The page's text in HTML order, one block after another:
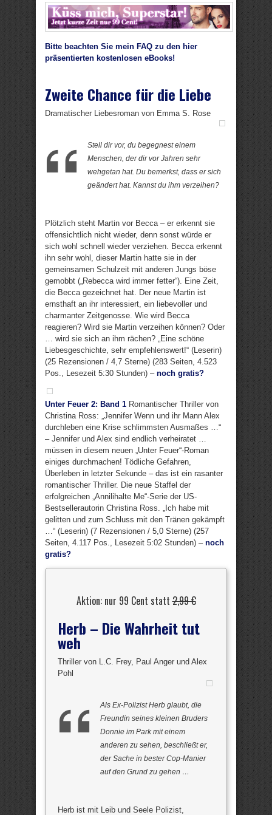
Bitte beachten Sie mein FAQ zu den hier
präsentierten kostenlosen eBooks!
Zweite Chance für die Liebe
Dramatischer Liebesroman von Emma S. Rose
Stell dir vor, du begegnest einem
Menschen, der dir vor Jahren sehr
wehgetan hat. Du bemerkst, dass er sich
geändert hat. Kannst du ihm verzeihen?
Plötzlich steht Martin vor Becca – er erkennt sie
offensichtlich nicht wieder, denn sonst würde er
sich wohl schnell wieder verziehen. Becca erkennt
ihn sehr wohl, dieser Martin hatte sie in der
gemeinsamen Schulzeit mit anderen Jungs böse
gemobbt („Rebecca wird immer fetter“). Eine Zeit,
die Becca gezeichnet hat. Der neue Martin ist
ernsthaft an ihr interessiert, ein liebevoller und
charmanter Zeitgenosse. Wie wird Becca
reagieren? Wird sie Martin verzeihen können? Oder
… wird sie sich an ihm rächen? „Eine schöne
Liebesgeschichte, sehr empfehlenswert!“ (Leserin)
(25 Rezensionen / 4,7 Sterne) (283 Seiten, 4.523
Pos., Lesezeit 5:30 Stunden) – noch gratis?
Unter Feuer 2: Band 1 Romantischer Thriller von
Christina Ross: „Jennifer Wenn und ihr Mann Alex
durchleben eine Krise schlimmsten Ausmaßes …“
– Jennifer und Alex sind endlich verheiratet …
müssen in diesem neuen „Unter Feuer“-Roman
einiges durchmachen! Tödliche Gefahren,
Überleben in letzter Sekunde – das ist ein rasanter
romantischer Thriller. Die neue Staffel der
erfolgreichen „Annilihalte Me“-Serie der US-
Bestsellerautorin Christina Ross. „Ich habe mit
gelitten und zum Schluss mit den Tränen gekämpft
…“ (Leserin) (7 Rezensionen / 5,0 Sterne) (257
Seiten, 4.117 Pos., Lesezeit 5:02 Stunden) – noch
gratis?
Aktion: nur 99 Cent statt2,99 €
Herb – Die Wahrheit tut
weh
Thriller von L.C. Frey, Paul Anger und Alex
Pohl
Als Ex-Polizist Herb glaubt, die
Freundin seines kleinen Bruders
Donnie im Park mit einem
anderen zu sehen, beschließt er,
der Sache in bester Cop-Manier
auf den Grund zu gehen …
Herb ist mit Leib und Seele Polizist,